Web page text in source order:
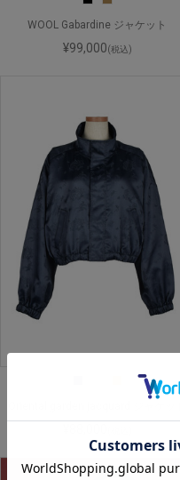
WOOL Gabardine ジャケット
¥99,000(税込)